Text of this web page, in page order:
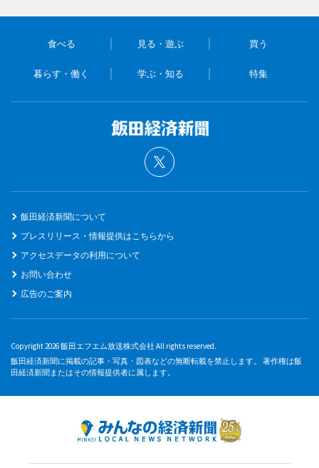
食べる 見る・遊ぶ 買う
暮らす・働く 学ぶ・知る 特集
飯田経済新聞について
プレスリリース・情報提供はこちらから
アクセスデータの利用について
お問い合わせ
広告のご案内
Copyright 2026 飯田エフエム放送株式会社 All rights reserved.
飯田経済新聞に掲載の記事・写真・図表などの無断転載を禁止します。 著作権は飯
田経済新聞またはその情報提供者に属します。